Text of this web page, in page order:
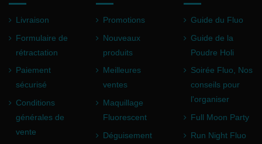
Livraison
Formulaire de
rétractation
Paiement
sécurisé
Conditions
générales de
vente
Promotions
Nouveaux
produits
Meilleures
ventes
Maquillage
Fluorescent
Déguisement
Guide du Fluo
Guide de la
Poudre Holi
Soirée Fluo, Nos
conseils pour
l'organiser
Full Moon Party
Run Night Fluo